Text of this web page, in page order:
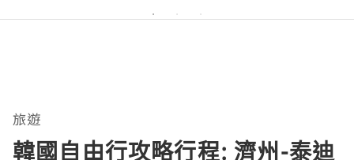
旅遊
韓國自由行攻略行程: 濟州-泰迪